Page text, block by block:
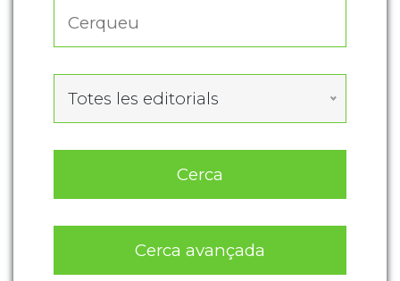
Totes les editorials
Cerca
Cerca avançada